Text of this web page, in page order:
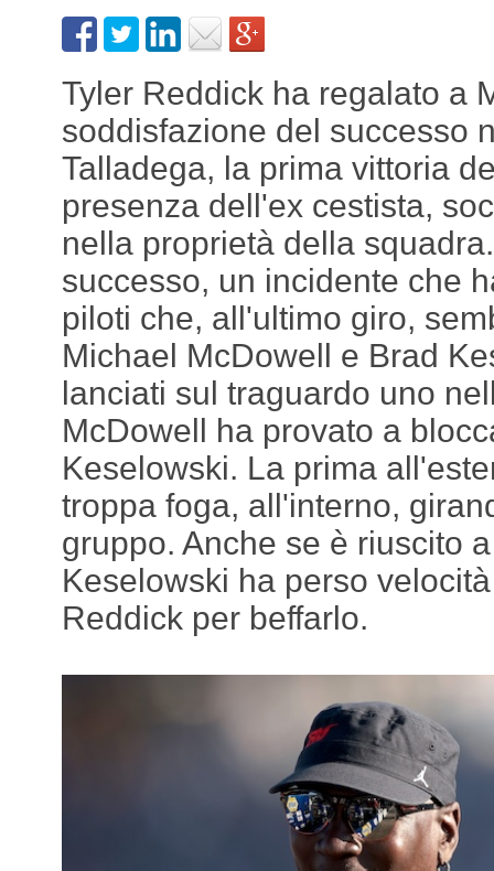
Tyler Reddick ha regalato a
soddisfazione del successo
Talladega, la prima vittoria
presenza dell'ex cestista,
nella proprietà della
successo, un incidente che
piloti che, all'ultimo giro,
Michael McDowell e Brad
lanciati sul traguardo uno
McDowell ha provato a
Keselowski. La prima
troppa foga, all'interno,
gruppo. Anche se è riuscito
Keselowski ha perso
Reddick per beffarlo.